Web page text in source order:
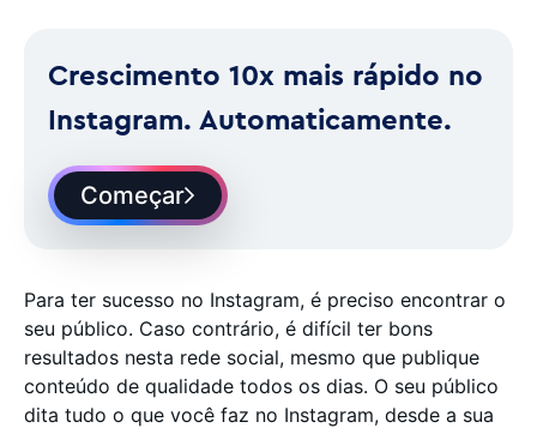
Crescimento 10x mais rápido no
Instagram. Automaticamente.
Começar
Para ter sucesso no Instagram, é preciso encontrar o
seu público. Caso contrário, é difícil ter bons
resultados nesta rede social, mesmo que publique
conteúdo de qualidade todos os dias. O seu público
dita tudo o que você faz no Instagram, desde a sua